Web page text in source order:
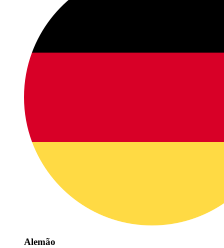
Alemão